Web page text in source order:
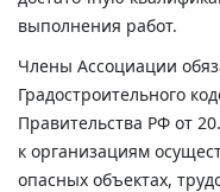
выполнения работ.
Члены Ассоциации
Градостроительного
Правительства РФ от
к организациям
опасных объектах,